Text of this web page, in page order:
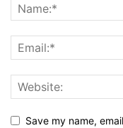
Save my name,